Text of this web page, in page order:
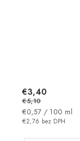
€2,76 bez DPH
€3,40
€5,10
Jednotková
cena:
€0,57 / 100 ml